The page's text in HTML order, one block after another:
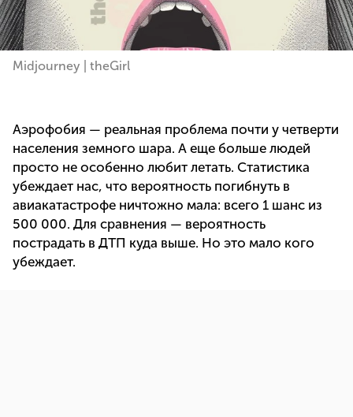
Midjourney | theGirl
Аэрофобия — реальная проблема почти у четверти
населения земного шара. А еще больше людей
просто не особенно любит летать. Статистика
убеждает нас, что вероятность погибнуть в
авиакатастрофе ничтожно мала: всего 1 шанс из
500 000. Для сравнения — вероятность
пострадать в ДТП куда выше. Но это мало кого
убеждает.